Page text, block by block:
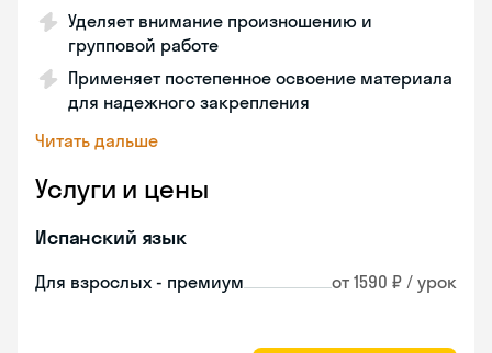
Уделяет внимание произношению и
групповой работе
Применяет постепенное освоение материала
для надежного закрепления
Читать дальше
Услуги и цены
Испанский язык
Для взрослых - премиум от 1590 ₽ / урок